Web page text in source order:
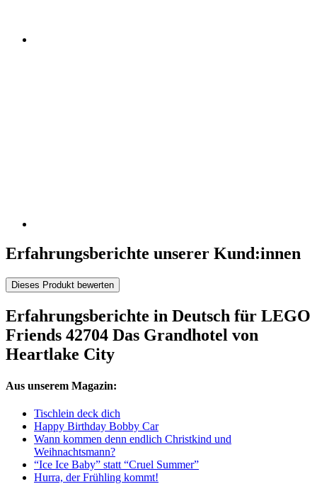
Erfahrungsberichte unserer Kund:innen
Dieses Produkt bewerten
Erfahrungsberichte in Deutsch für LEGO
Friends 42704 Das Grandhotel von
Heartlake City
Aus unserem Magazin:
Tischlein deck dich
Happy Birthday Bobby Car
Wann kommen denn endlich Christkind und
Weihnachtsmann?
“Ice Ice Baby” statt “Cruel Summer”
Hurra, der Frühling kommt!